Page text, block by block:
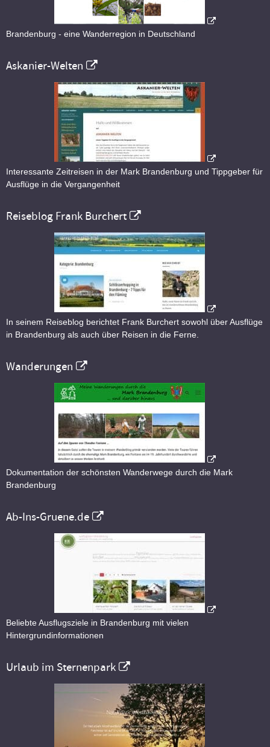
Brandenburg - eine Wanderregion in Deutschland
Askanier-Welten
Interessante Zeitreisen in der Mark Brandenburg und Tippgeber für
Ausflüge in die Vergangenheit
Reiseblog Frank Burchert
In seinem Reiseblog berichtet Frank Burchert sowohl über Ausflüge
in Brandenburg als auch über Reisen in die Ferne.
Wanderungen
Dokumentation der schönsten Wanderwege durch die Mark
Brandenburg
Ab-Ins-Gruene.de
Beliebte Ausflugsziele in Brandenburg mit vielen
Hintergrundinformationen
Urlaub im Sternenpark